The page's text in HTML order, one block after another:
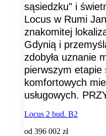
sąsiedzku" i
Locus w Rumi
znakomitej
Gdynią i
zdobyła uznanie
pierwszym etapie
komfortowych
usługowych.
Locus 2 bud. B2
od 396 002 zł